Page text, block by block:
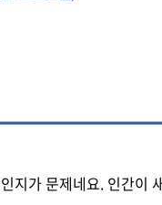
지가 문제네요. 인간이